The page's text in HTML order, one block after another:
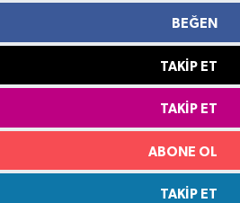
BEĞEN
TAKIP ET
TAKIP ET
ABONE OL
TAKIP ET